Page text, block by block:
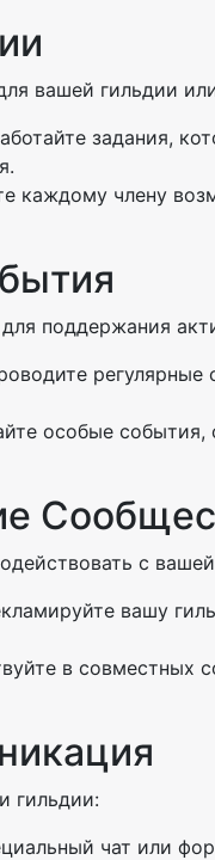
вашей гильдии
задания,
каждому члену
поддержания
регулярные
особые события,
с
вашу
в совместных
гильдии:
чат или